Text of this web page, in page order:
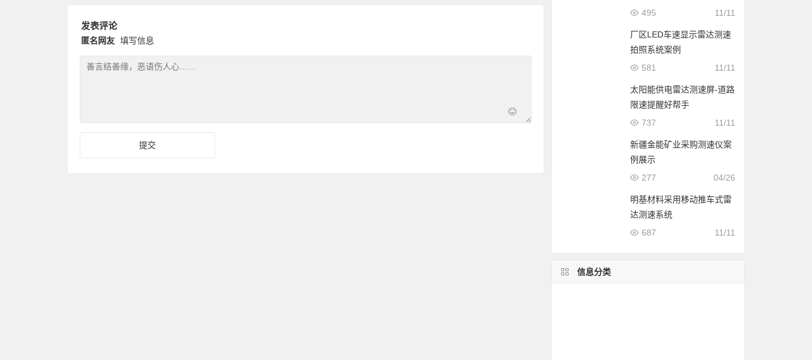
发表评论
匿名网友 填写信息
11/11
495
厂区LED车速显示雷达测速
拍照系统案例
11/11
581
太阳能供电雷达测速屏-道路
限速提醒好帮手
11/11
737
新疆金能矿业采购测速仪案
例展示
04/26
277
明基材料采用移动推车式雷
达测速系统
11/11
687
信息分类